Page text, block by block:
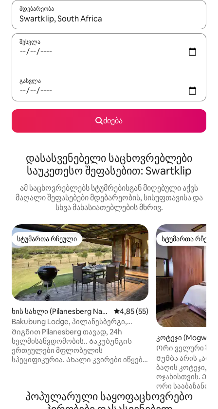
მდებარეობა
როცა შედეგები ხელმისაწვდომი გახდება, ნავიგაციისთვის
შესვლა
გასვლა
ძიება
დასასვენებელი საცხოვრებლები
საუკეთესო შეფასებით: Swartklip
ამ საცხოვრებლებს სტუმრებისგან მიღებული აქვს
მაღალი შეფასებები მდებარეობის, სისუფთავისა და
სხვა მახასიათებლების მხრივ.
სტუმართა რჩეული
სტუმართა რჩეული
ხის სახლი (Pilanesberg Nati
onal Park)
საშუალო შეფასებაა 5‑დან
4,85 (55)
Bakubung Lodge, პილანესბერგი,
პარ — ორშ ან ორშ — პარ
Შიგნით Pilanesberg თავად, 24h
ხელმისაწვდომობის.. Ბაკუბუნგის
ერთეულები მფლობელის
სპეციფიკურია. Ახალი კვირები იწყება
მოდულებია Fr - Su night, and Mo - Th
night. 3 ღამის შაბათ‑კვირისთვის ან
სტუმართა
სტუმართა
კოტეჯი
Ორი ველური
Შუმბა არის
ბაღის კოტეჯი,
ოჯახისთვის. Ეს არის ორი საძინებელი,
ორი
სრულად
და პატარა
პოპულარული საყოფაცხოვრებო